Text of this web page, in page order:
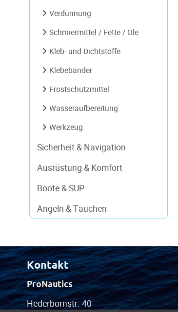
Verdünnung
Schmiermittel / Fette / Öle
Kleb- und Dichtstoffe
Klebebänder
Frostschutzmittel
Wasseraufbereitung
Werkzeug
Sicherheit & Navigation
Ausrüstung & Komfort
Boote & SUP
Angeln & Tauchen
Kontakt
ProNautics
Hederbornstr. 40